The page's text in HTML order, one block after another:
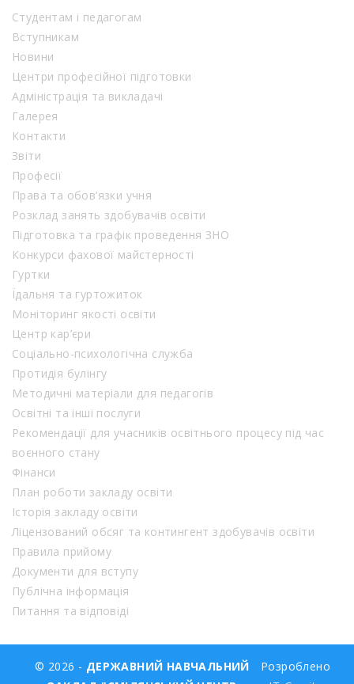
Студентам і педагогам
Вступникам
Новини
Центри професійної підготовки
Адміністрація та викладачі
Галерея
Контакти
Звіти
Професії
Права та обов’язки учня
Розклад занять здобувачів освіти
Підготовка та графік проведення ЗНО
Конкурси фахової майстерності
Гуртки
Їдальня та гуртожиток
Моніторинг якості освіти
Центр кар’єри
Соціально-психологічна служба
Протидія булінгу
Методичні матеріали для педагогів
Освітні та інші послуги
Рекомендації для учасників освітнього процесу під час
воєнного стану
Фінанси
План роботи закладу освіти
Історія закладу освіти
Ліцензований обсяг та контингент здобувачів освіти
Правила прийому
Документи для вступу
Публічна інформація
Питання та відповіді
© 2026 - ДЕРЖАВНИЙ НАВЧАЛЬНИЙ
Розроблено